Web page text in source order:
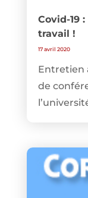
Covid-19
travail !
17 avril 2020
Entretien
de